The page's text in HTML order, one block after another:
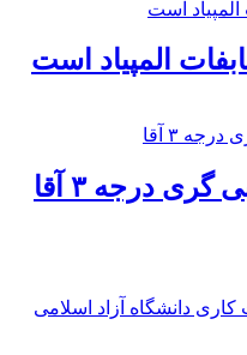
المپیاد است
درجه ۳ آقا